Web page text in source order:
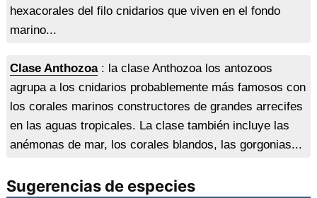
hexacorales del filo cnidarios que viven en el fondo
marino...
Clase Anthozoa: la clase Anthozoa los antozoos
agrupa a los cnidarios probablemente más famosos con
los corales marinos constructores de grandes arrecifes
en las aguas tropicales. La clase también incluye las
anémonas de mar, los corales blandos, las gorgonias...
Sugerencias de especies